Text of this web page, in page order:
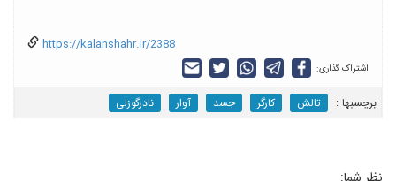
https://kalanshahr.ir/2388
اشتراک گذاری:
برچسب‎ها : تالش کارگر جسد آوار نادرگوزلی